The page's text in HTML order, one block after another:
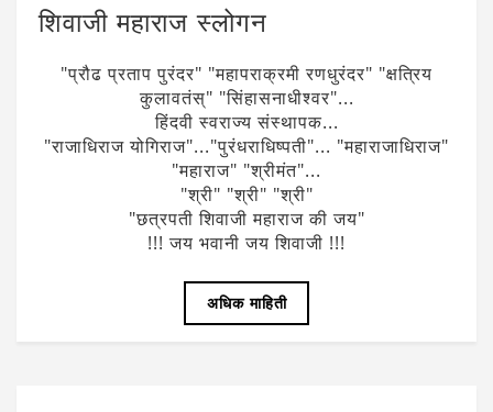
शिवाजी महाराज स्लोगन
"प्रौढ प्रताप पुरंदर" "महापराक्रमी रणधुरंदर" "क्षत्रिय
कुलावतंस्" "सिंहासनाधीश्वर"...
हिंदवी स्वराज्य संस्थापक...
"राजाधिराज योगिराज"..."पुरंधराधिष्पती"... "महाराजाधिराज"
"महाराज" "श्रीमंत"...
"श्री" "श्री" "श्री"
"छत्रपती शिवाजी महाराज की जय"
!!! जय भवानी जय शिवाजी !!!
अधिक माहिती